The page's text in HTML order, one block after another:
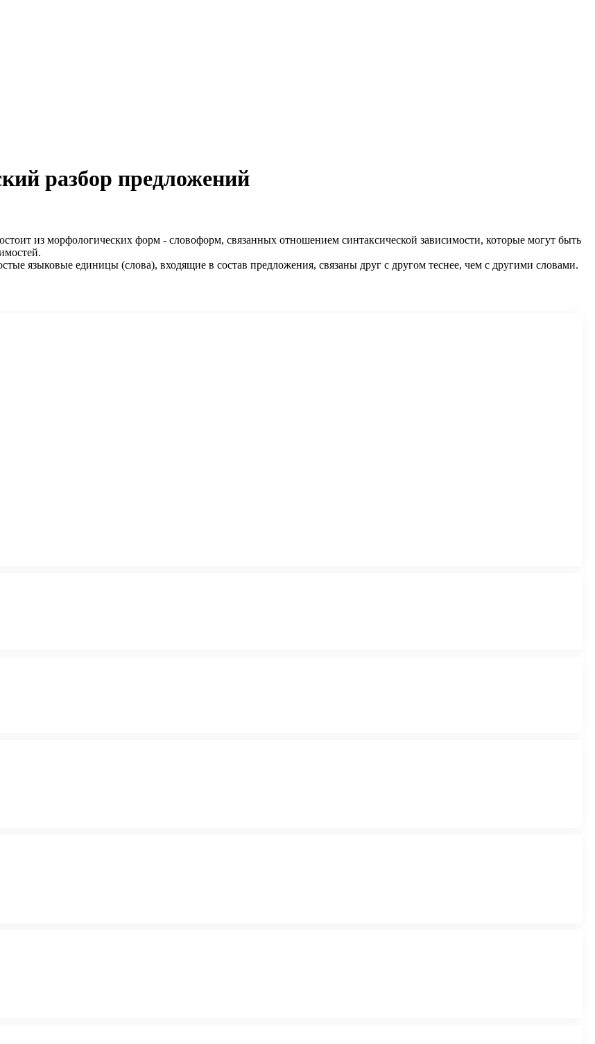
разбор предложений
из морфологических форм - словоформ, связанных отношением синтаксической зависимости, которые могут быть
языковые единицы (слова), входящие в состав предложения, связаны друг с другом теснее, чем с другими словами.